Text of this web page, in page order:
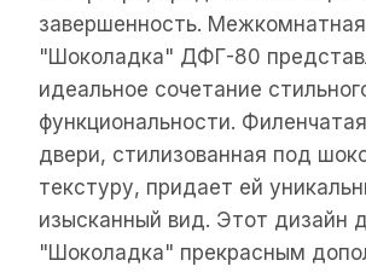
завершенность.
"Шоколадка" ДФГ-80
идеальное сочетание
функциональности.
двери, стилизованная под
текстуру, придает ей
изысканный вид. Этот дизайн
"Шоколадка" прекрасным